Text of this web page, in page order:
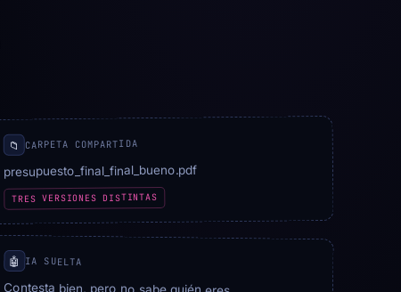
📁 CARPETA COMPARTIDA
presupuesto_final_final_bueno.pdf
TRES VERSIONES DISTINTAS
🤖 IA SUELTA